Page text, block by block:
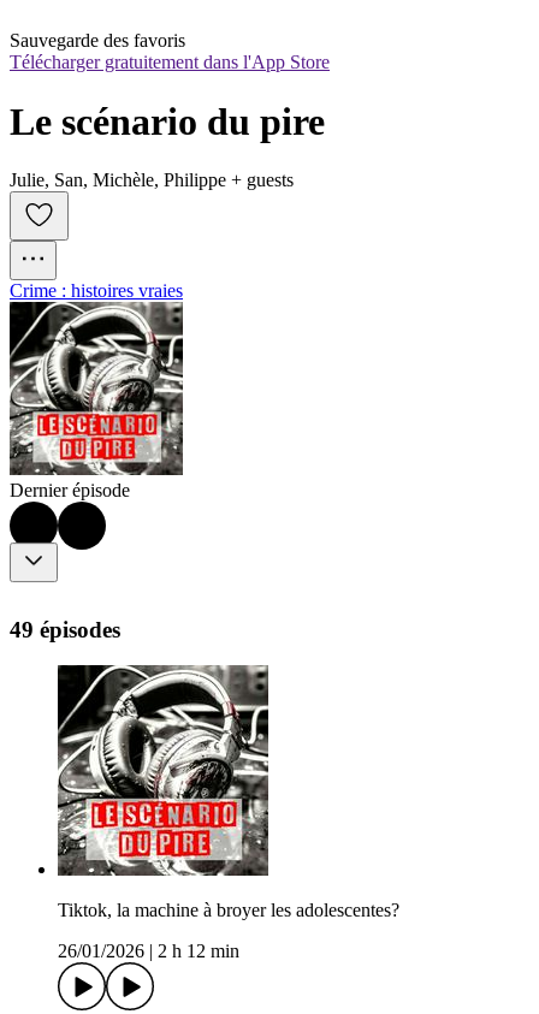
Sauvegarde des favoris
Télécharger gratuitement dans l'App Store
Le scénario du pire
Julie, San, Michèle, Philippe + guests
Crime : histoires vraies
Dernier épisode
49 épisodes
Tiktok, la machine à broyer les adolescentes?
26/01/2026
2 h 12 min